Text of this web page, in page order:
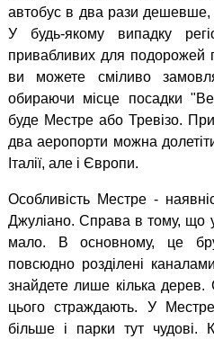
автобус в два рази
У будь-якому випадку
привабливих для подорожей
ви можете сміливо
обираючи місце посадки
буде Местре або Тревізо.
два аеропорти можна
Італії, але і Європи.
Особливість Местре -
Джуліано. Справа в тому, що
мало. В основному, це
повсюдно розділені
знайдете лише кілька дерев.
цього страждають. У
більше і парки тут